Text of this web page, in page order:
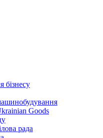
бізнесу
Goods
рада